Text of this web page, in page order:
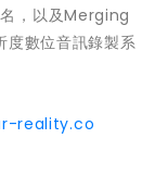
，以及Merging
數位音訊錄製系
reality.co